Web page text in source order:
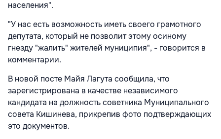
населения".
"У нас есть возможность иметь своего грамотного
депутата, который не позволит этому осиному
гнезду "жалить" жителей муниципия", - говорится в
комментарии.
В новой посте Майя Лагута сообщила, что
зарегистрирована в качестве независимого
кандидата на должность советника Муниципального
совета Кишинева, прикрепив фото подтверждающих
это документов.